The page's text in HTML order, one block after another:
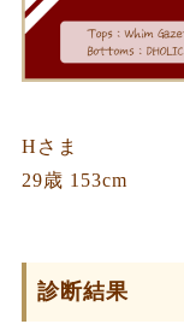
Hさま
29歳 153cm
診断結果